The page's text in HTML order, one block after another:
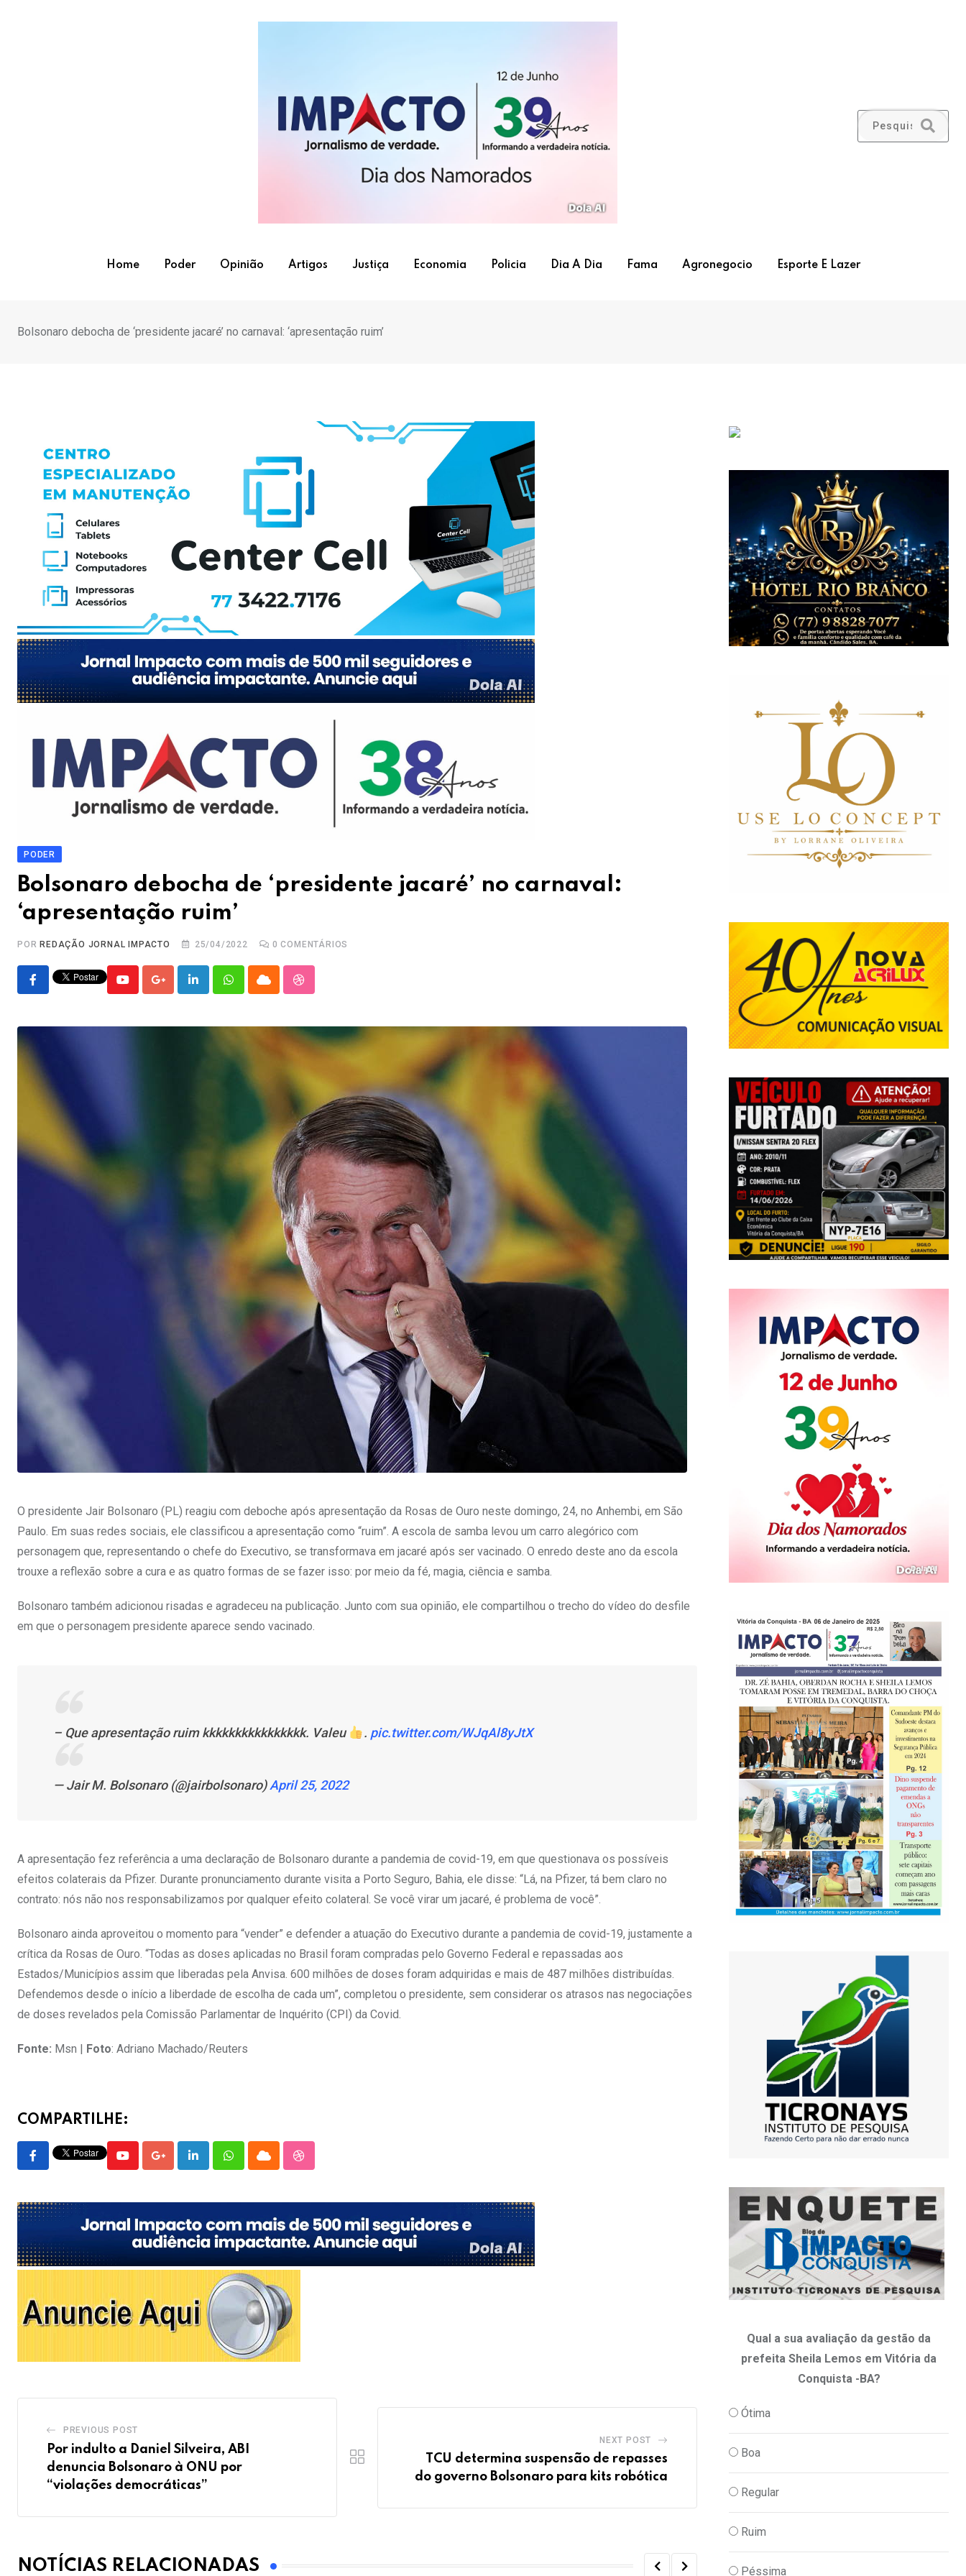
Home Poder Opinião Artigos Justiça Economia Policia Dia A Dia Fama Agronegocio Esporte E Lazer
Bolsonaro debocha de ‘presidente jacaré’ no carnaval: ‘apresentação ruim’
PODER
Bolsonaro debocha de ‘presidente jacaré’ no carnaval:
‘apresentação ruim’
POR REDAÇÃO JORNAL IMPACTO 25/04/2022 0 COMENTÁRIOS
YoutubeGoogle+LinkedInWhatsappCloud StumbleUpon
O presidente Jair Bolsonaro (PL) reagiu com deboche após apresentação da Rosas de Ouro neste domingo, 24, no Anhembi, em São
Paulo. Em suas redes sociais, ele classificou a apresentação como “ruim”. A escola de samba levou um carro alegórico com
personagem que, representando o chefe do Executivo, se transformava em jacaré após ser vacinado. O enredo deste ano da escola
trouxe a reflexão sobre a cura e as quatro formas de se fazer isso: por meio da fé, magia, ciência e samba.
Bolsonaro também adicionou risadas e agradeceu na publicação. Junto com sua opinião, ele compartilhou o trecho do vídeo do desfile
em que o personagem presidente aparece sendo vacinado.
– Que apresentação ruim kkkkkkkkkkkkkkkk. Valeu . pic.twitter.com/WJqAl8yJtX
— Jair M. Bolsonaro (@jairbolsonaro)April 25, 2022
A apresentação fez referência a uma declaração de Bolsonaro durante a pandemia de covid-19, em que questionava os possíveis
efeitos colaterais da Pfizer. Durante pronunciamento durante visita a Porto Seguro, Bahia, ele disse: “Lá, na Pfizer, tá bem claro no
contrato: nós não nos responsabilizamos por qualquer efeito colateral. Se você virar um jacaré, é problema de você”.
Bolsonaro ainda aproveitou o momento para “vender” e defender a atuação do Executivo durante a pandemia de covid-19, justamente a
crítica da Rosas de Ouro. “Todas as doses aplicadas no Brasil foram compradas pelo Governo Federal e repassadas aos
Estados/Municípios assim que liberadas pela Anvisa. 600 milhões de doses foram adquiridas e mais de 487 milhões distribuídas.
Defendemos desde o início a liberdade de escolha de cada um”, completou o presidente, sem considerar os atrasos nas negociações
de doses revelados pela Comissão Parlamentar de Inquérito (CPI) da Covid.
Fonte: Msn | Foto: Adriano Machado/Reuters
COMPARTILHE:
YoutubeGoogle+LinkedInWhatsappCloud StumbleUpon
PREVIOUS POST
Por indulto a Daniel Silveira, ABI
denuncia Bolsonaro à ONU por
“violações democráticas”
NEXT POST
TCU determina suspensão de repasses
do governo Bolsonaro para kits robótica
NOTÍCIAS RELACIONADAS
Qual a sua avaliação da gestão da
prefeita Sheila Lemos em Vitória da
Conquista -BA?
Ótima
Boa
Regular
Ruim
Péssima